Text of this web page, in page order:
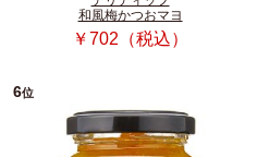
和風梅かつおマヨ
￥702（税込）
6位